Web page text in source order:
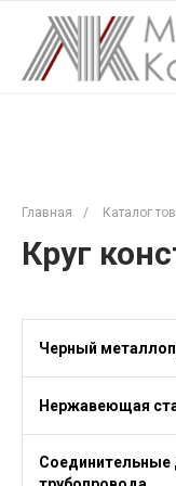
Главная / Каталог
Круг
Черный
Нержавеющая
Соединительные